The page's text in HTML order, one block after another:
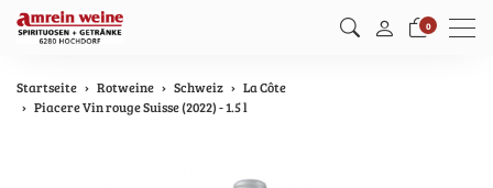
0 Menu
Startseite Rotweine Schweiz
La Côte
Piacere Vin rouge Suisse (2022) - 1.5 l